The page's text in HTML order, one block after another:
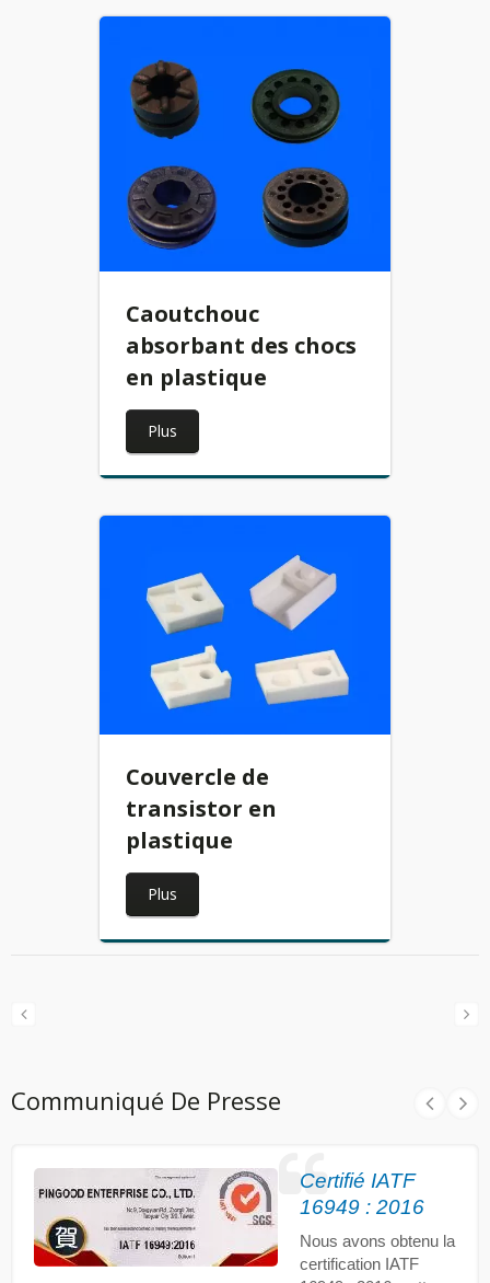
Caoutchouc
absorbant des chocs
en plastique
Plus
Couvercle de
transistor en
plastique
Plus
Communiqué De Presse
Certifié IATF
16949 : 2016
Nous avons obtenu la
certification IATF